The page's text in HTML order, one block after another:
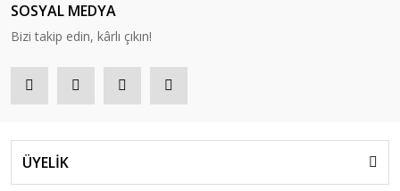
SOSYAL MEDYA
Bizi takip edin, kârlı çıkın!
ÜYELİK